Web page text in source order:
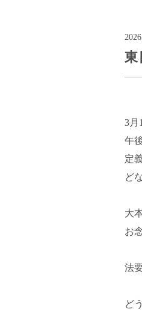
東
3月
午
定
ど
大
お
法
ど